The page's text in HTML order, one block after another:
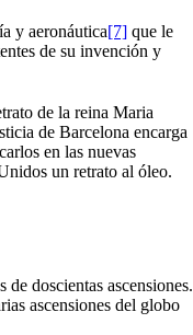
y aeronáutica[7] que le
de su invención y
de la reina Maria
de Barcelona encarga
en las nuevas
un retrato al óleo.
doscientas ascensiones.
ascensiones del globo